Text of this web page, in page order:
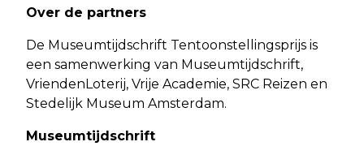
Over de partners
De Museumtijdschrift Tentoonstellingsprijs is
een samenwerking van Museumtijdschrift,
VriendenLoterij, Vrije Academie, SRC Reizen en
Stedelijk Museum Amsterdam.
Museumtijdschrift